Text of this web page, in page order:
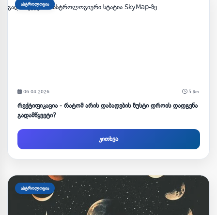
ასტროლოგია
06.04.2026 5 წთ.
რექტიფიკაცია - რატომ არის დაბადების ზუსტი დროის დადგენა
გადამწყვეტი?
კითხვა
ასტროლოგია